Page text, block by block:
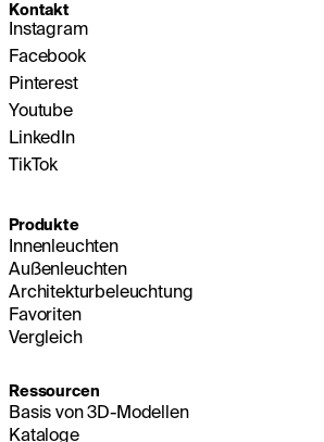
Kontakt
Instagram
Facebook
Pinterest
Youtube
LinkedIn
TikTok
Produkte
Innenleuchten
Außenleuchten
Architekturbeleuchtung
Favoriten
Vergleich
Ressourcen
Basis von 3D-Modellen
Kataloge